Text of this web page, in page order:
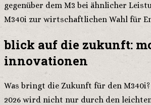
gegenüber dem M3 bei ähnlicher
M340i zur wirtschaftlichen Wahl für
blick auf die zukunft:
innovationen
Was bringt die Zukunft für den
2026 wird nicht nur durch den